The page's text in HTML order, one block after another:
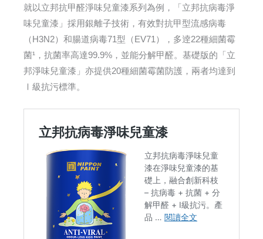
就以立邦抗甲醛淨味兒童漆系列為例，「立邦抗病毒淨
味兒童漆」採用銀離子技術，有效對抗甲型流感病毒
（H3N2）和腸道病毒71型（EV71），多逹22種細菌霉
菌¹，抗菌率高達99.9%，並能分解甲醛。基礎版的「立
邦淨味兒童漆」亦提供20種細菌霉菌防護，兩者均達到
Ⅰ級抗污標準。